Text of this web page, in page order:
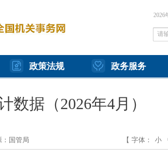
2026
政策法规 政务服务
数据（2026年4月）
：国管局 【 字体： 小